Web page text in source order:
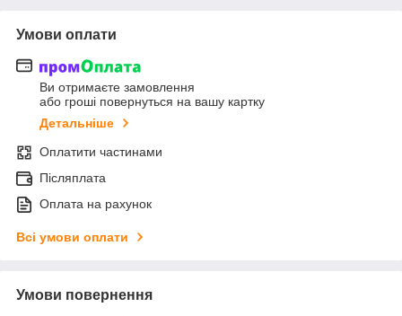
Умови оплати
Ви отримаєте замовлення
або гроші повернуться на вашу картку
Детальніше
Оплатити частинами
Післяплата
Оплата на рахунок
Всі умови оплати
Умови повернення